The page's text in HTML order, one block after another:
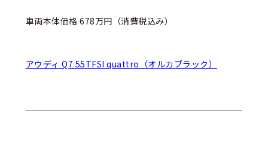
車両本体価格 678万円（消費税込み）
アウディ Q7 55TFSI quattro（オルカブラック）